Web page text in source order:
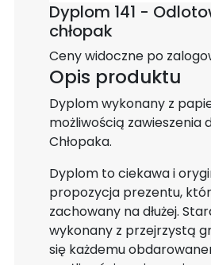
Dyplom 141 -
chłopak
Ceny widoczne po
Opis produktu
Dyplom wykonany z
możliwością zawieszenia
Chłopaka.
Dyplom to ciekawa i
propozycja prezentu,
zachowany na dłużej.
wykonany z przejrzystą
się każdemu